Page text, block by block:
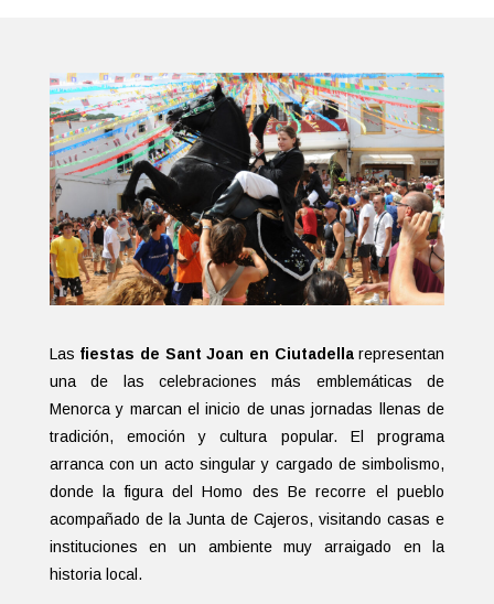
Las fiestas de Sant Joan en Ciutadellarepresentan
una de las celebraciones más emblemáticas de
Menorca y marcan el inicio de unas jornadas llenas de
tradición, emoción y cultura popular. El programa
arranca con un acto singular y cargado de simbolismo,
donde la figura del Homo des Be recorre el pueblo
acompañado de la Junta de Cajeros, visitando casas e
instituciones en un ambiente muy arraigado en la
historia local.